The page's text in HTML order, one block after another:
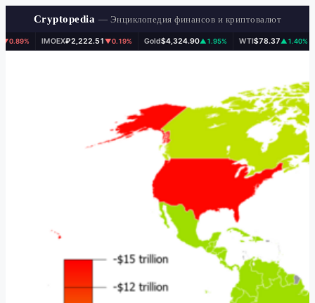
Cryptopedia — Энциклопедия финансов и криптовалют
IMOEX ₽2,222.51▼0.19% Gold$4,324.90▲1.95% WTI$78.37▲1.40% BTC